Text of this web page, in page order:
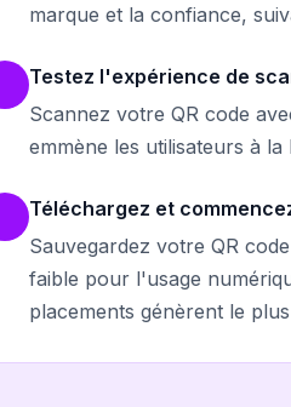
marque et la confiance,
Testez l'expérience de
Scannez votre QR code
emmène les utilisateurs à
Téléchargez et
Sauvegardez votre QR
faible pour l'usage
placements génèrent le